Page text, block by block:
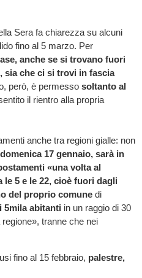
Sera fa chiarezza su alcuni
fino al 5 marzo. Per
anche se si trovano fuori
sia che ci si trovi in fascia
però, è permesso soltanto al
il rientro alla propria
anche tra regioni gialle: non
17 gennaio, sarà in
«una volta al
5 e le 22, cioè fuori dagli
del proprio comune di
5mila abitanti in un raggio di 30
tranne che nei
fino al 15 febbraio, palestre,